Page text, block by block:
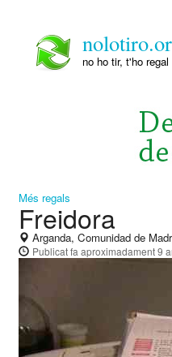
no ho tir, t'ho
Més regals
Freidora
Arganda, Comunidad de
Publicatfa aproximadament 9